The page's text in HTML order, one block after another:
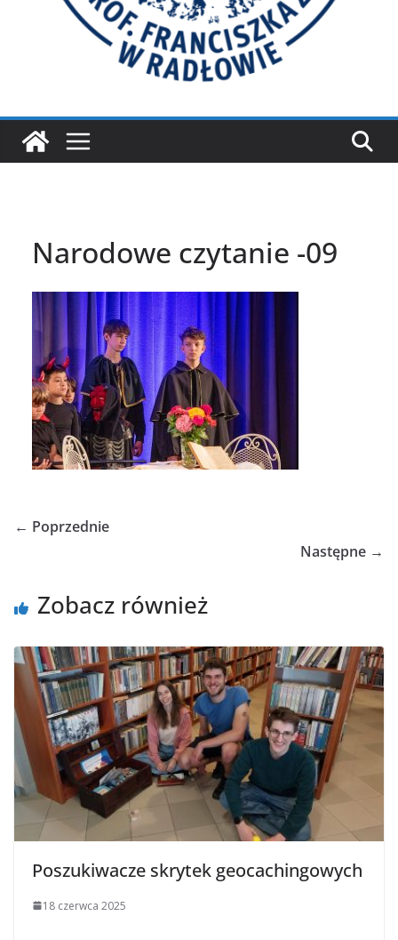
Narodowe czytanie -09
← Poprzednie
Następne →
Zobacz również
Poszukiwacze skrytek geocachingowych
18 czerwca 2025